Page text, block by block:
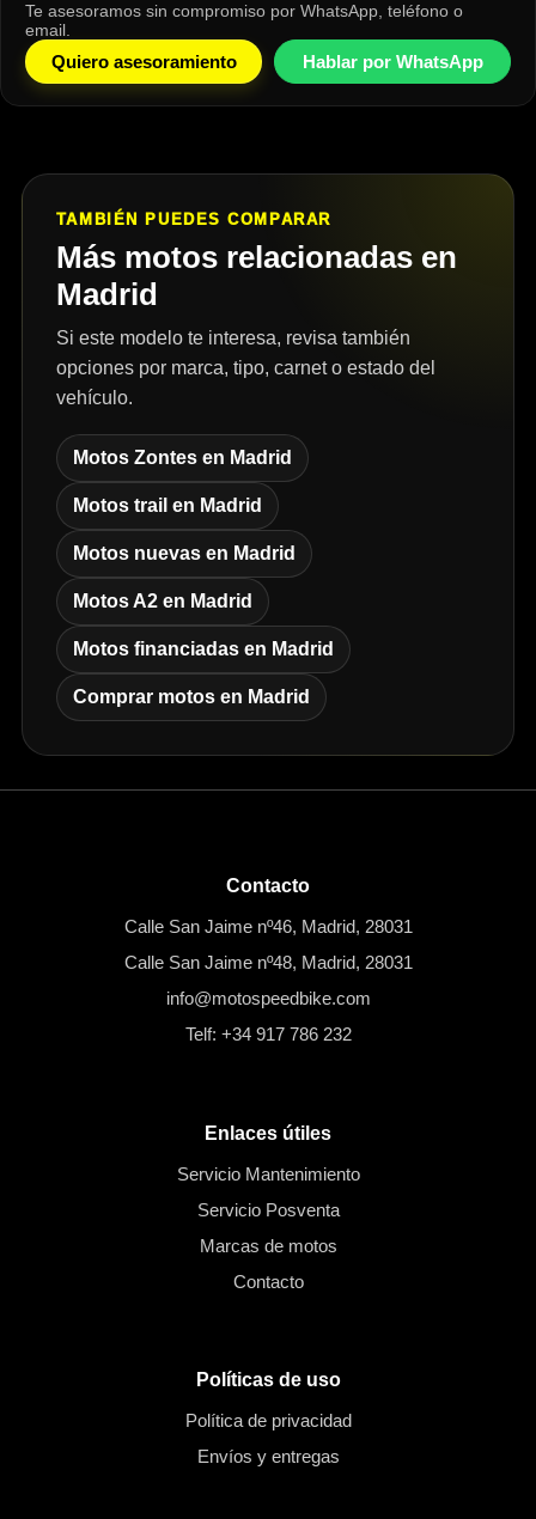
Te asesoramos sin compromiso por WhatsApp, teléfono o
email.
Quiero asesoramiento Hablar por WhatsApp
TAMBIÉN PUEDES COMPARAR
Más motos relacionadas en
Madrid
Si este modelo te interesa, revisa también
opciones por marca, tipo, carnet o estado del
vehículo.
Motos Zontes en Madrid
Motos trail en Madrid
Motos nuevas en Madrid
Motos A2 en Madrid
Motos financiadas en Madrid
Comprar motos en Madrid
Contacto
Calle San Jaime nº46, Madrid, 28031
Calle San Jaime nº48, Madrid, 28031
info@motospeedbike.com
Telf: +34 917 786 232
Enlaces útiles
Servicio Mantenimiento
Servicio Posventa
Marcas de motos
Contacto
Políticas de uso
Política de privacidad
Envíos y entregas